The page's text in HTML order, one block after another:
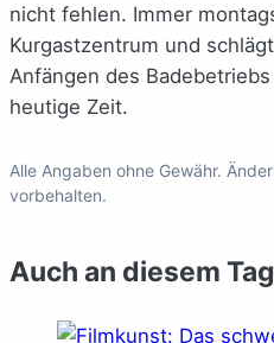
nicht fehlen. Immer
Kurgastzentrum und
Anfängen des
heutige Zeit.
Alle Angaben ohne Gewähr.
vorbehalten.
Auch an diesem